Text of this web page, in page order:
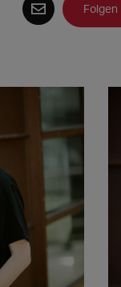
Folgen